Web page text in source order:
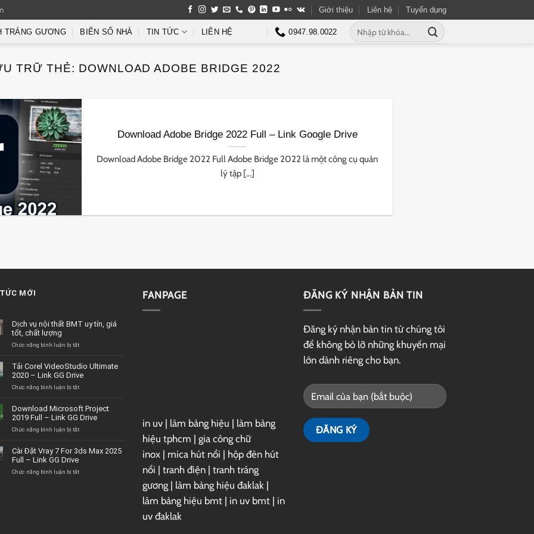
Giới thiệu Liên hệ Tuyển dụng
TRÁNG GƯƠNG BIỂN SỐ NHÀ TIN TỨC LIÊN HỆ 0947.98.0022
Tìm
kiếm:
TRỮ THẺ: DOWNLOAD ADOBE BRIDGE 2022
Download Adobe Bridge 2022 Full – Link Google Drive
Download Adobe Bridge 2022 Full Adobe Bridge 2022 là một công cụ quản
lý tập [...]
MỚI
Dịch vụ nội thất BMT uy tín, giá
tốt, chất lượng
Chức năng bình luận bị tắtở
nội
thất
BMT
giá
tốt,
chất
Tải Corel VideoStudio Ultimate
2020 – Link GG Drive
Chức năng bình luận bị tắtở
VideoStudio
Ultimate
2020
GG
Download Microsoft Project
2019 Full – Link GG Drive
Chức năng bình luận bị tắtở
Project
Full
Cài Đặt Vray 7 For 3ds Max 2025
Full – Link GG Drive
Chức năng bình luận bị tắtở
FANPAGE
in uv | làm bảng hiệu | làm bảng
hiệu tphcm | gia công chữ
inox | mica hút nổi | hộp đèn hút
nổi | tranh điện | tranh tráng
gương | làm bảng hiệu đaklak |
làm bảng hiệu bmt | in uv bmt | in
uv đaklak
ĐĂNG KÝ NHẬN BẢN TIN
Đăng ký nhận bản tin từ chúng tôi
để không bỏ lỡ những khuyến mại
lớn dành riêng cho bạn.